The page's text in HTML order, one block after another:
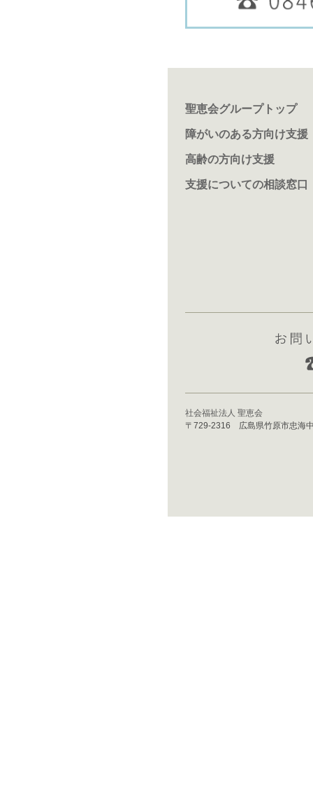
聖恵会グループトップ
障がいのある方向け支援
高齢の方向け支援
支援についての相談窓口
社会福祉法人 聖恵会
〒729-2316 広島県竹原市忠海